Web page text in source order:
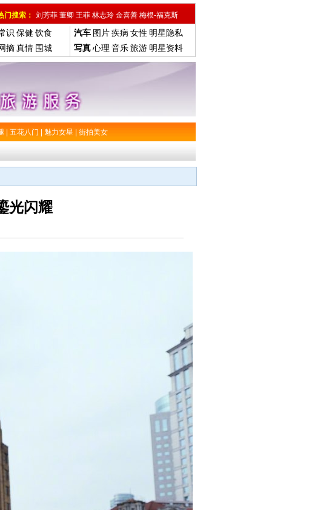
门搜索： 刘芳菲 董卿 王菲 林志玲 金喜善 梅根-福克斯
识 保健 饮食
摘真情 围城
汽车 图片疾病 女性 明星隐私
写真心理 音乐旅游 明星资料
五花八门 魅力女星 街拍美女
光闪耀